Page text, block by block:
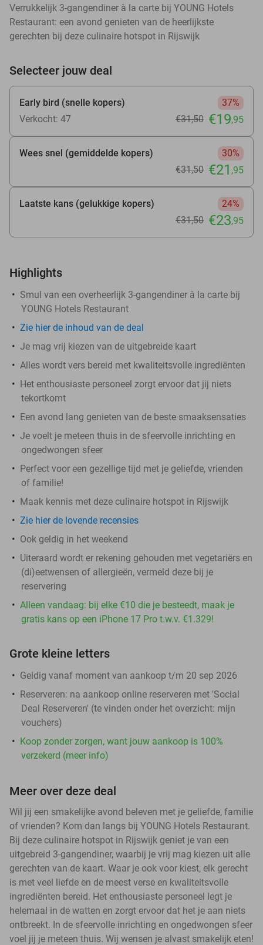
Verrukkelijk 3-gangendiner à la carte bij YOUNG Hotels
Restaurant: een avond genieten van de heerlijkste
gerechten bij deze culinaire hotspot in Rijswijk
Selecteer jouw deal
Early bird (snelle kopers)
37%
Verkocht: 47
€31,50 €19,95
Wees snel (gemiddelde kopers)
30%
€31,50 €21 ,95
Laatste kans (gelukkige kopers)
24%
€31,50 €23,95
Highlights
Smul van een overheerlijk 3-gangendiner à la carte bij
YOUNG Hotels Restaurant
Zie hierde inhoud van de deal
Je mag vrij kiezen van de uitgebreide kaart
Alles wordt vers bereid met kwaliteitsvolle ingrediënten
Het enthousiaste personeel zorgt ervoor dat jij niets
tekortkomt
Een avond lang genieten van de beste smaaksensaties
Je voelt je meteen thuis in de sfeervolle inrichting en
ongedwongen sfeer
Perfect voor een gezellige tijd met je geliefde, vrienden
of familie!
Maak kennis met deze culinaire hotspot in Rijswijk
Zie hier de lovende recensies
Ook geldig in het weekend
Uiteraard wordt er rekening gehouden met vegetariërs en
(di)eetwensen of allergieën, vermeld deze bij je
reservering
Alleen vandaag: bij elke €10 die je besteedt, maak je
gratis kans op een iPhone 17 Pro t.w.v. €1.329!
Grote kleine letters
Geldig vanaf moment van aankoop t/m 20 sep 2026
Reserveren: na aankoop online reserveren met 'Social
Deal Reserveren' (te vinden onder het overzicht: mijn
vouchers)
Koop zonder zorgen, want jouw aankoop is 100%
verzekerd (meer info)
Meer over deze deal
Wil jij een smakelijke avond beleven met je geliefde, familie
of vrienden? Kom dan langs bij YOUNG Hotels Restaurant.
Bij deze culinaire hotspot in Rijswijk geniet je van een
uitgebreid 3-gangendiner, waarbij je vrij mag kiezen uit alle
gerechten van de kaart. Waar je ook voor kiest, elk gerecht
is met veel liefde en de meest verse en kwaliteitsvolle
ingrediënten bereid. Het enthousiaste personeel legt je
helemaal in de watten en zorgt ervoor dat het je aan niets
ontbreekt. In de sfeervolle inrichting en ongedwongen sfeer
voel jij je meteen thuis. Wij wensen je alvast smakelijk eten!